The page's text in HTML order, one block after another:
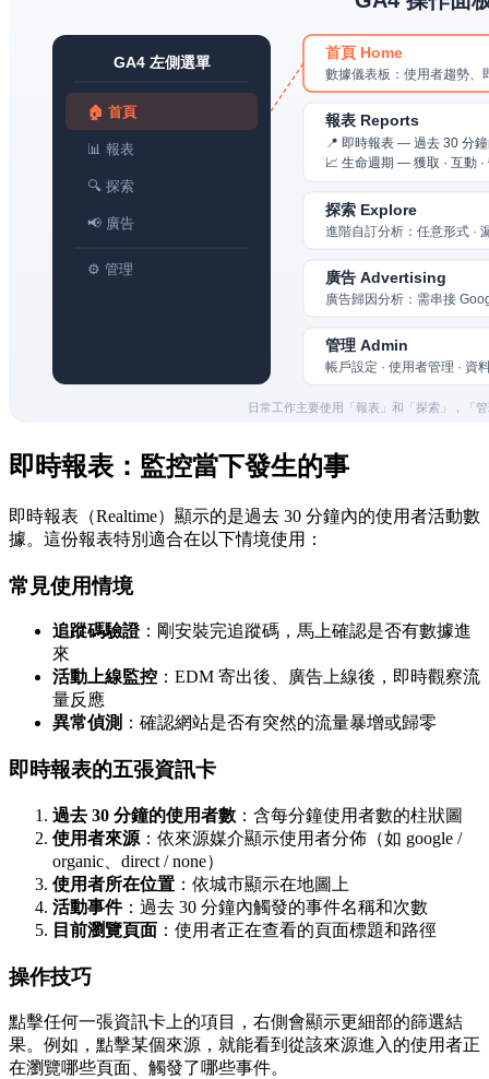
即時報表：監控當下發生的事
即時報表（Realtime）顯示的是過去 30 分鐘內的使用者活動數
據。這份報表特別適合在以下情境使用：
常見使用情境
追蹤碼驗證：剛安裝完追蹤碼，馬上確認是否有數據進
來
活動上線監控 ：EDM 寄出後、廣告上線後，即時觀察流
量反應
異常偵測 ：確認網站是否有突然的流量暴增或歸零
即時報表的五張資訊卡
過去 30 分鐘的使用者數 ：含每分鐘使用者數的柱狀圖
使用者來源 ：依來源媒介顯示使用者分佈（如 google /
organic、direct / none）
使用者所在位置 ：依城市顯示在地圖上
活動事件：過去 30 分鐘內觸發的事件名稱和次數
目前瀏覽頁面 ：使用者正在查看的頁面標題和路徑
操作技巧
點擊任何一張資訊卡上的項目，右側會顯示更細部的篩選結
果。例如，點擊某個來源，就能看到從該來源進入的使用者正
在瀏覽哪些頁面、觸發了哪些事件。